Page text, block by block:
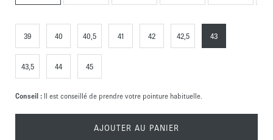
39 40 40,5 41 42 42,5 43
43,5 44 45
Conseil : Il est conseillé de prendre votre pointure habituelle.
AJOUTER AU PANIER